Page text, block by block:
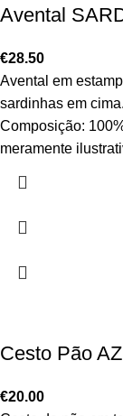
Avental
€28.50
Avental em
sardinhas em
Composição:
meramente
Cesto Pão
€20.00